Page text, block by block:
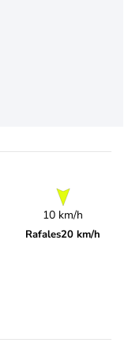
10 km/h
Rafales20 km/h